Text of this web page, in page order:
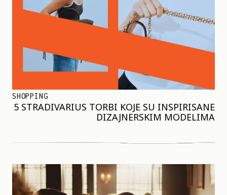
SHOPPING
5 STRADIVARIUS TORBI KOJE SU INSPIRISANE
DIZAJNERSKIM MODELIMA